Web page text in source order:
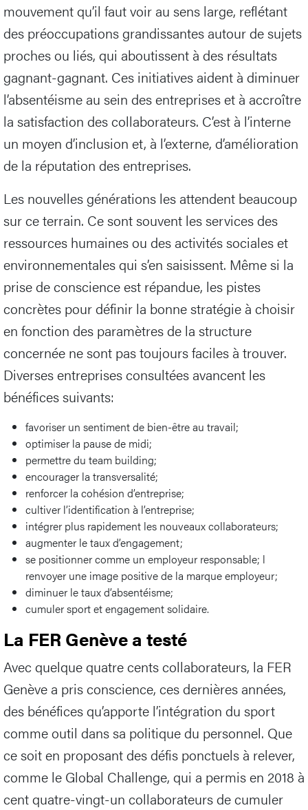
mouvement qu’il faut voir au sens large, reflétant
des préoccupations grandissantes autour de sujets
proches ou liés, qui aboutissent à des résultats
gagnant-gagnant. Ces initiatives aident à diminuer
l’absentéisme au sein des entreprises et à accroître
la satisfaction des collaborateurs. C’est à l’interne
un moyen d’inclusion et, à l’externe, d’amélioration
de la réputation des entreprises.
Les nouvelles générations les attendent beaucoup
sur ce terrain. Ce sont souvent les services des
ressources humaines ou des activités sociales et
environnementales qui s’en saisissent. Même si la
prise de conscience est répandue, les pistes
concrètes pour définir la bonne stratégie à choisir
en fonction des paramètres de la structure
concernée ne sont pas toujours faciles à trouver.
Diverses entreprises consultées avancent les
bénéfices suivants:
favoriser un sentiment de bien-être au travail;
optimiser la pause de midi;
permettre du team building;
encourager la transversalité;
renforcer la cohésion d’entreprise;
cultiver l’identification à l’entreprise;
intégrer plus rapidement les nouveaux collaborateurs;
augmenter le taux d’engagement;
se positionner comme un employeur responsable; l
renvoyer une image positive de la marque employeur;
diminuer le taux d’absentéisme;
cumuler sport et engagement solidaire.
La FER Genève a testé
Avec quelque quatre cents collaborateurs, la FER
Genève a pris conscience, ces dernières années,
des bénéfices qu’apporte l’intégration du sport
comme outil dans sa politique du personnel. Que
ce soit en proposant des défis ponctuels à relever,
comme le Global Challenge, qui a permis en 2018 à
cent quatre-vingt-un collaborateurs de cumuler